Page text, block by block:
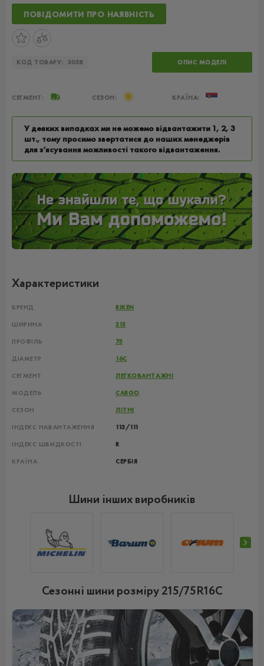
ПОВІДОМИТИ ПРО НАЯВНІСТЬ
КОД ТОВАРУ: 3058 ОПИС МОДЕЛІ
СЕГМЕНТ: СЕЗОН: КРАЇНА:
У деяких випадках ми не можемо відвантажити 1, 2, 3
шт., тому просимо звертатися до наших менеджерів
для з’ясування можливості такого відвантаження.
Характеристики
БРЕНД RIKEN
ШИРИНА 215
ПРОФІЛЬ 75
ДІАМЕТР 16C
СЕГМЕНТ ЛЕГКОВАНТАЖНІ
МОДЕЛЬ CARGO
СЕЗОН ЛІТНІ
ІНДЕКС НАВАНТАЖЕННЯ 113/111
ІНДЕКС ШВИДКОСТІ R
КРАЇНА СЕРБІЯ
Шини інших виробників
Сезонні шини розміру 215/75R16C